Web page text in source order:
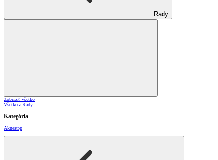
Rady
Zobraziť všetko
Všetko z Rady
Kategória
Aknestop